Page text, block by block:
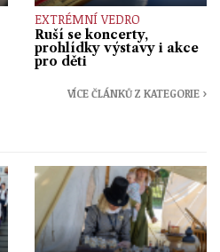
EXTRÉMNÍ VEDRO
Ruší se koncerty,
prohlídky výstavy i akce
pro děti
VÍCE ČLÁNKŮ Z KATEGORIE ›